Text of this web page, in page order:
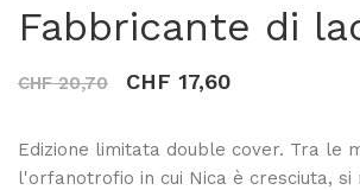
Fabbricante di
CHF 20,70 CHF 17,60
Edizione limitata double cover. Tra le
l'orfanotrofio in cui Nica è cresciuta, si